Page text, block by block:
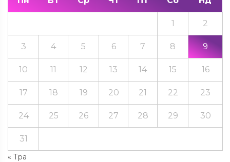
« Тра
1 2
3 4 5 6 7 8 9
10 11 12 13 14 15 16
17 18 19 20 21 22 23
24 25 26 27 28 29 30
31